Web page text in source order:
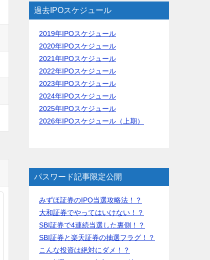
過去IPOスケジュール
2019年IPOスケジュール
2020年IPOスケジュール
2021年IPOスケジュール
2022年IPOスケジュール
2023年IPOスケジュール
2024年IPOスケジュール
2025年IPOスケジュール
2026年IPOスケジュール（上期）
パスワード記事限定公開
みずほ証券のIPO当選攻略法！？
大和証券でやってはいけない！？
SBI証券で4連続当選した裏側！？
SBI証券と楽天証券の抽選フラグ！？
こんな投資は絶対にダメ！？